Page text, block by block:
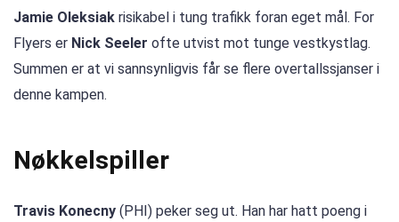
Jamie Oleksiak risikabel i tung trafikk foran eget mål. For
Flyers er Nick Seeler ofte utvist mot tunge vestkystlag.
Summen er at vi sannsynligvis får se flere overtallssjanser i
denne kampen.
Nøkkelspiller
Travis Konecny (PHI) peker seg ut. Han har hatt poeng i